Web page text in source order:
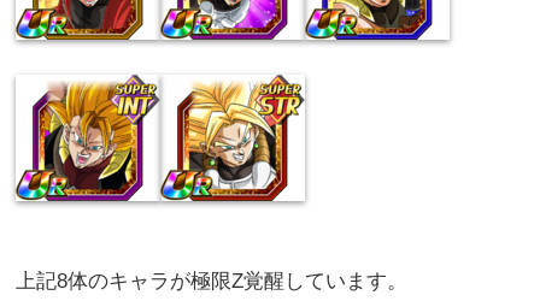
上記8体のキャラが極限Z覚醒しています。